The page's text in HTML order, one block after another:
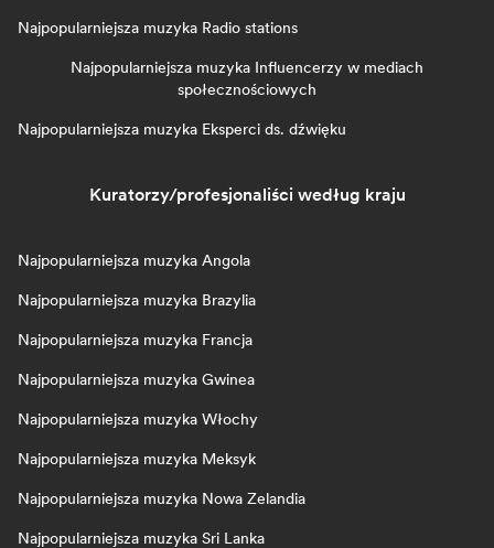
Najpopularniejsza muzyka Radio stations
Najpopularniejsza muzyka Influencerzy w mediach
społecznościowych
Najpopularniejsza muzyka Eksperci ds. dźwięku
Kuratorzy/profesjonaliści według kraju
Najpopularniejsza muzyka Angola
Najpopularniejsza muzyka Brazylia
Najpopularniejsza muzyka Francja
Najpopularniejsza muzyka Gwinea
Najpopularniejsza muzyka Włochy
Najpopularniejsza muzyka Meksyk
Najpopularniejsza muzyka Nowa Zelandia
Najpopularniejsza muzyka Sri Lanka